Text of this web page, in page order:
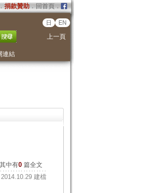
捐款贊助．回首頁．
日 EN
上一頁
連結
中有0篇全文
2014.10.29 建檔